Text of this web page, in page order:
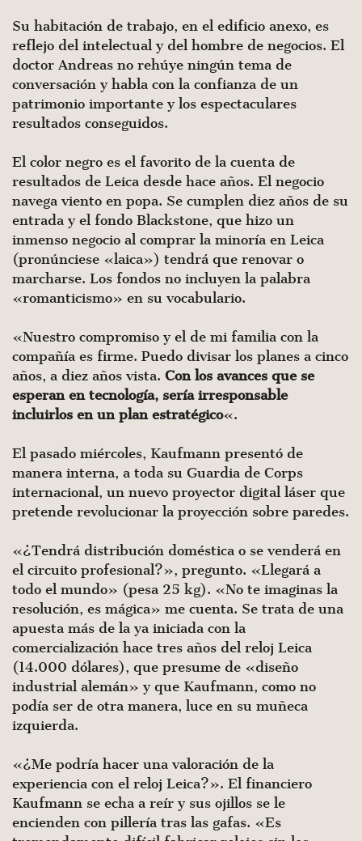
Su habitación de trabajo, en el edificio anexo, es
reflejo del intelectual y del hombre de negocios. El
doctor Andreas no rehúye ningún tema de
conversación y habla con la confianza de un
patrimonio importante y los espectaculares
resultados conseguidos.
El color negro es el favorito de la cuenta de
resultados de Leica desde hace años. El negocio
navega viento en popa. Se cumplen diez años de su
entrada y el fondo Blackstone, que hizo un
inmenso negocio al comprar la minoría en Leica
(pronúnciese «laica») tendrá que renovar o
marcharse. Los fondos no incluyen la palabra
«romanticismo» en su vocabulario.
«Nuestro compromiso y el de mi familia con la
compañía es firme. Puedo divisar los planes a cinco
años, a diez años vista. Con los avances que se
esperan en tecnología, sería irresponsable
incluirlos en un plan estratégico«.
El pasado miércoles, Kaufmann presentó de
manera interna, a toda su Guardia de Corps
internacional, un nuevo proyector digital láser que
pretende revolucionar la proyección sobre paredes.
«¿Tendrá distribución doméstica o se venderá en
el circuito profesional?», pregunto. «Llegará a
todo el mundo» (pesa 25 kg). «No te imaginas la
resolución, es mágica» me cuenta. Se trata de una
apuesta más de la ya iniciada con la
comercialización hace tres años del reloj Leica
(14.000 dólares), que presume de «diseño
industrial alemán» y que Kaufmann, como no
podía ser de otra manera, luce en su muñeca
izquierda.
«¿Me podría hacer una valoración de la
experiencia con el reloj Leica?». El financiero
Kaufmann se echa a reír y sus ojillos se le
encienden con pillería tras las gafas. «Es